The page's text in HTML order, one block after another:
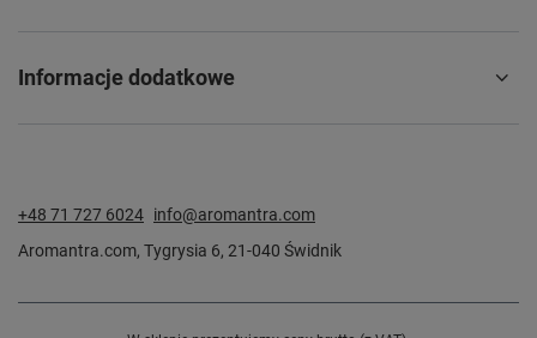
Informacje dodatkowe
+48 71 727 6024 info@aromantra.com
Aromantra.com, Tygrysia 6, 21-040 Świdnik